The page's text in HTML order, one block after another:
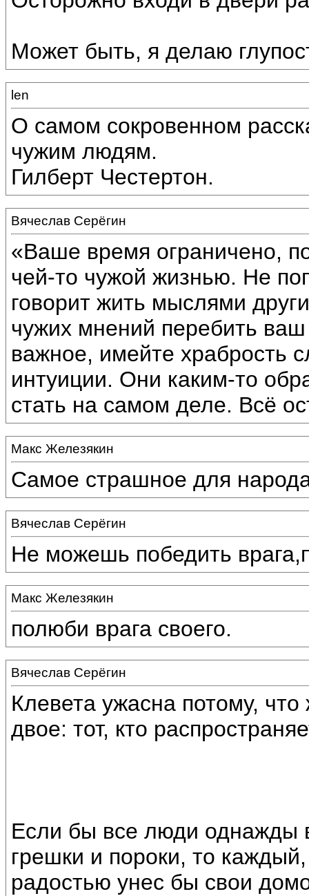
Может быть, я делаю
len
О самом сокровенном
чужим людям.
Гилберт Честертон.
Вячеслав Серёгин
«Ваше время ограничено,
чей-то чужой жизнью. Не
говорит жить мыслями
чужих мнений перебить
важное, имейте храбрость
интуиции. Они каким-то
стать на самом деле. Всё
Макс Железякин
Самое страшное для
Вячеслав Серёгин
Не можешь победить
Макс Железякин
полюби врага своего.
Вячеслав Серёгин
Клевета ужасна потому,
двое: тот, кто
Если бы все люди однажды
грешки и пороки, то
радостью унес бы свои